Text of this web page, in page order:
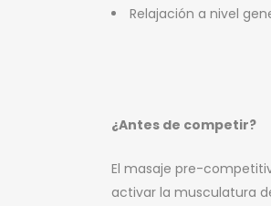
Relajación a nivel
¿Antes de competir?
El masaje pre-
activar la musculatura